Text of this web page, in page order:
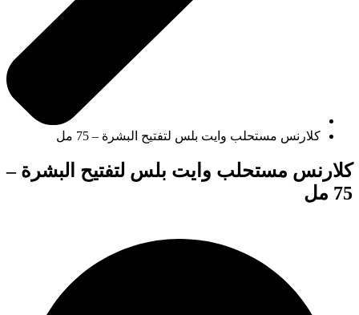
كلارنس مستحلب وايت بلس لتفتيح البشرة – 75 مل
كلارنس مستحلب وايت بلس لتفتيح البشرة –
75 مل